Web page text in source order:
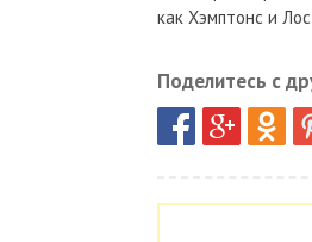
как Хэмптонс и
Поделитесь с